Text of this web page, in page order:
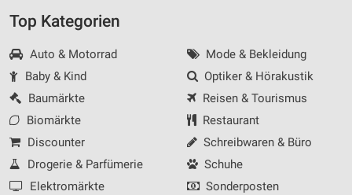
Top Kategorien
Auto & Motorrad
Baby & Kind
Baumärkte
Biomärkte
Discounter
Drogerie & Parfümerie
Elektromärkte
Mode & Bekleidung
Optiker & Hörakustik
Reisen & Tourismus
Restaurant
Schreibwaren & Büro
Schuhe
Sonderposten